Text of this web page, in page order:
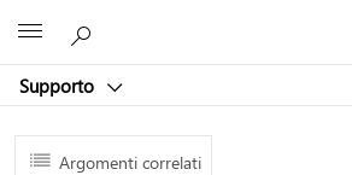
Supporto
Argomenti correlati